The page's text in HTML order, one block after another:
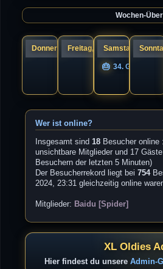
Wochen-
Donnerstag, 06.Freitag, 07.Samstag, 08.
34.
Wer ist online?
Insgesamt sind18 Besucher
unsichtbare Mitglieder und 17
Besuchern der letzten 5 Minuten)
Der Besucherrekord liegt bei754
2024, 23:31 gleichzeitig online
Mitglieder: Baidu [Spider]
XL Oldies
Hier findest du unsere Admin-